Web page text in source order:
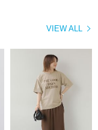
VIEW ALL